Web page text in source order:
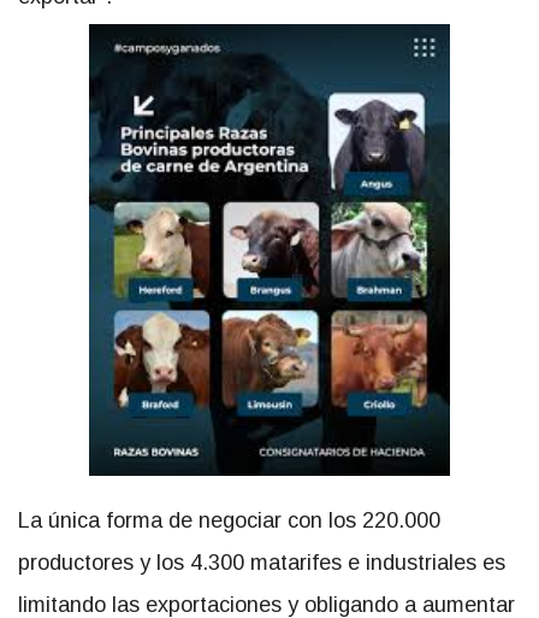
La única forma de negociar con los 220.000
productores y los 4.300 matarifes e industriales es
limitando las exportaciones y obligando a aumentar